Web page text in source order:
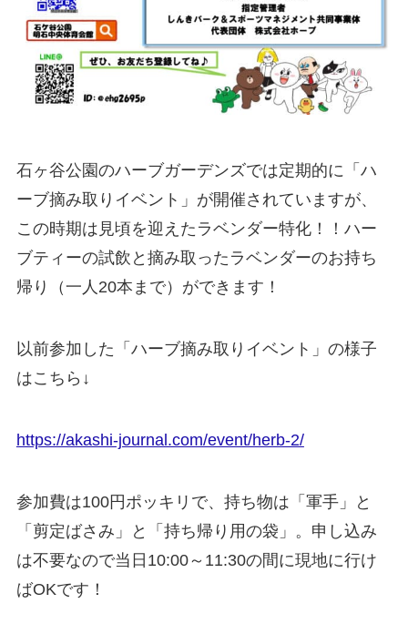
石ヶ谷公園のハーブガーデンズでは定期的に「ハ
ーブ摘み取りイベント」が開催されていますが、
この時期は見頃を迎えたラベンダー特化！！ハー
ブティーの試飲と摘み取ったラベンダーのお持ち
帰り（一人20本まで）ができます！
以前参加した「ハーブ摘み取りイベント」の様子
はこちら↓
https://akashi-journal.com/event/herb-2/
参加費は100円ポッキリで、持ち物は「軍手」と
「剪定ばさみ」と「持ち帰り用の袋」。申し込み
は不要なので当日10:00～11:30の間に現地に行け
ばOKです！